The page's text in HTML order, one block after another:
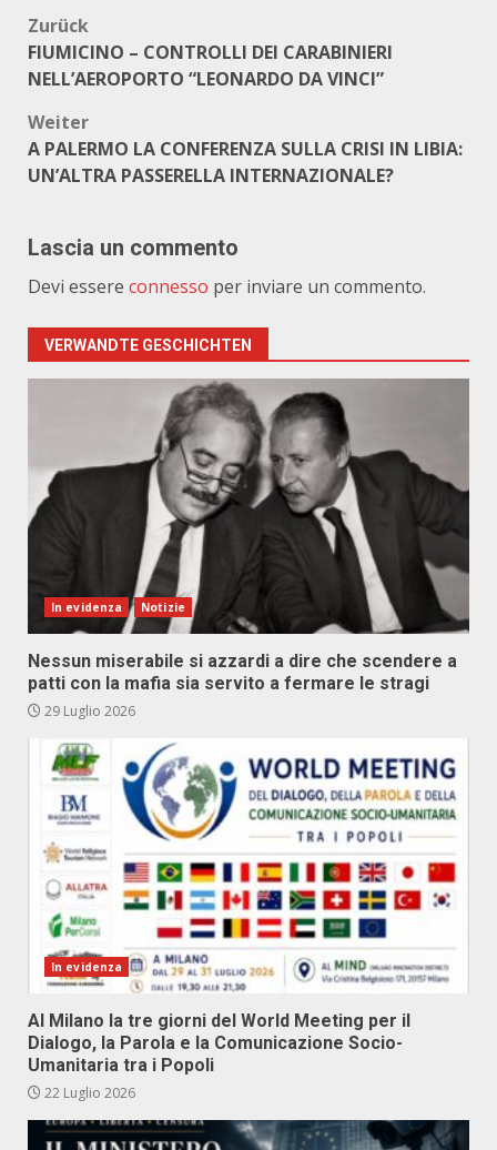
Beitragsnavigation
Zurück
FIUMICINO – CONTROLLI DEI CARABINIERI
NELL’AEROPORTO “LEONARDO DA VINCI”
Weiter
A PALERMO LA CONFERENZA SULLA CRISI IN LIBIA:
UN’ALTRA PASSERELLA INTERNAZIONALE?
Lascia un commento
Devi essere connesso per inviare un commento.
VERWANDTE GESCHICHTEN
In evidenza Notizie
Nessun miserabile si azzardi a dire che scendere a
patti con la mafia sia servito a fermare le stragi
29 Luglio 2026
In evidenza
Al Milano la tre giorni del World Meeting per il
Dialogo, la Parola e la Comunicazione Socio-
Umanitaria tra i Popoli
22 Luglio 2026